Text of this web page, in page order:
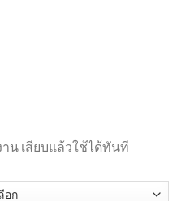
น เสียบแล้วใช้ได้ทันที